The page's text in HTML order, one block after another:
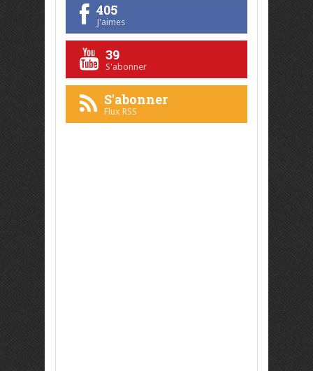
405
J'aimes
39
S'abonner
S'abonner
Flux RSS